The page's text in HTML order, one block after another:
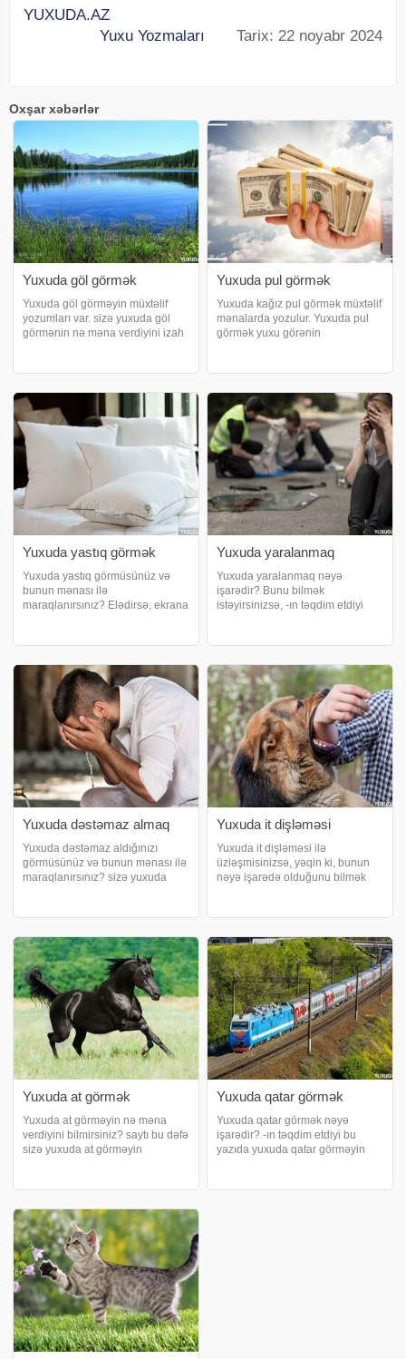
YUXUDA.AZ
Yuxu Yozmaları Tarix: 22 noyabr 2024
Oxşar xəbərlər
Yuxuda göl görmək
Yuxuda göl görməyin müxtəlif
yozumları var. sizə yuxuda göl
görmənin nə məna verdiyini izah
təmizlənmə prosesindən keçməli
olduğunuza dəlalət edir.
Həyatınızı
Yuxuda pul görmək
Yuxuda kağız pul görmək müxtəlif
mənalarda yozulur. Yuxuda pul
görmək yuxu görənin
zamanda, xəyalpərəst çətin
dövrlərini ən qısa müddətdə
aradan qaldıra bilər. Yuxuda pu
Yuxuda yastıq görmək
Yuxuda yastıq görmüsünüz və
bunun mənası ilə
maraqlanırsınız? Elədirsə, ekrana
Yuxuda ağ yastıq görmək.
Yuxuda yastıq ağ görünsə, bu,
nemət içində yaşamağa
Yuxuda yaralanmaq
Yuxuda yaralanmaq nəyə
işarədir? Bunu bilmək
istəyirsinizsə, -ın təqdim etdiyi
Xəsarət ümumiyyətlə gələcək
malların əlamətidir. Ancaq yuxunu
tam şərh etmək üçün onu ən yaxş
Yuxuda dəstəmaz almaq
Yuxuda dəstəmaz aldığınızı
görmüsünüz və bunun mənası ilə
maraqlanırsınız? sizə yuxuda
almağın yozumu. Əgər insan
yuxusunda namaza
hazırlaşarkən dəstəmaz aldığın
Yuxuda it dişləməsi
Yuxuda it dişləməsi ilə
üzləşmisinizsə, yəqin ki, bunun
nəyə işarədə olduğunu bilmək
dişləməsinin yozumlarını təqdim
edir. Yuxuda itin dişləməsi. Kədər,
sıxınt
Yuxuda at görmək
Yuxuda at görməyin nə məna
verdiyini bilmirsiniz? saytı bu dəfə
sizə yuxuda at görməyin
mənaları. Yuxuda at gözəl evdir.
Yuxuda quyruğu və ayaqları
qızıldan olan a
Yuxuda qatar görmək
Yuxuda qatar görmək nəyə
işarədir? -ın təqdim etdiyi bu
yazıda yuxuda qatar görməyin
etmək. Yuxuda qatarla səyahət